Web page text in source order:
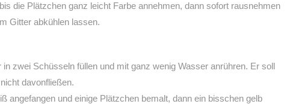
die Plätzchen ganz leicht Farbe annehmen, dann sofort rausnehmen
Gitter abkühlen lassen.
in zwei Schüsseln füllen und mit ganz wenig Wasser anrühren. Er soll
davonfließen.
angefangen und einige Plätzchen bemalt, dann ein bisschen gelb